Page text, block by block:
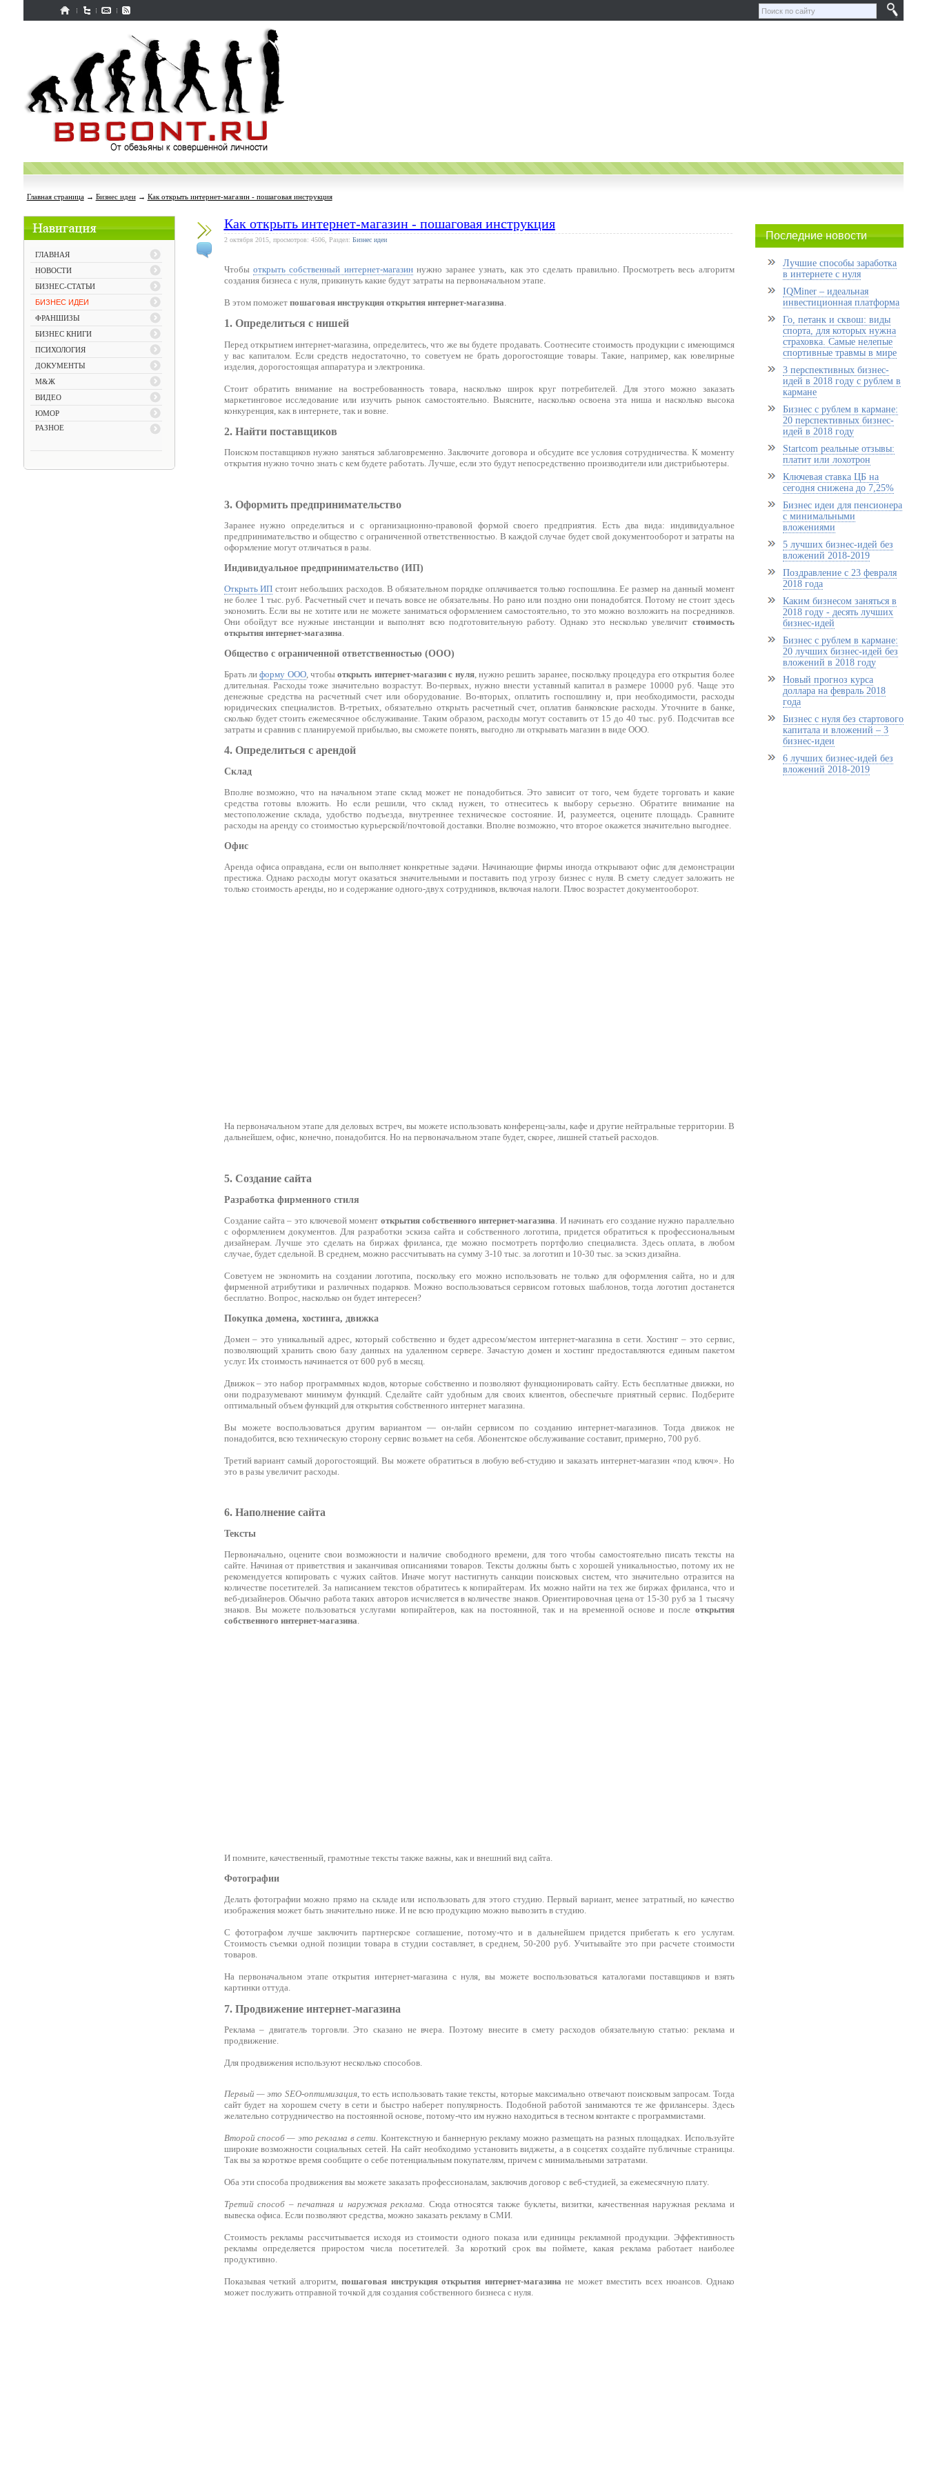
Главная страница→ Бизнес идеи→ Как открыть интернет-магазин - пошаговая инструкция
ГЛАВНАЯ
НОВОСТИ
БИЗНЕС-СТАТЬИ
БИЗНЕС ИДЕИ
ФРАНШИЗЫ
БИЗНЕС КНИГИ
ПСИХОЛОГИЯ
ДОКУМЕНТЫ
М&Ж
ВИДЕО
ЮМОР
РАЗНОЕ
Как открыть интернет-магазин - пошаговая инструкция
2 октября 2015, просмотров: 4506, Раздел: Бизнес идеи
Чтобы открыть собственный интернет-магазиннужно заранее узнать, как это сделать правильно. Просмотреть весь алгоритм
создания бизнеса с нуля, прикинуть какие будут затраты на первоначальном этапе.
В этом поможет пошаговая инструкция открытия интернет-магазина.
1. Определиться с нишей
Перед открытием интернет-магазина, определитесь, что же вы будете продавать. Соотнесите стоимость продукции с имеющимся
у вас капиталом. Если средств недостаточно, то советуем не брать дорогостоящие товары. Такие, например, как ювелирные
изделия, дорогостоящая аппаратура и электроника.
Стоит обратить внимание на востребованность товара, насколько широк круг потребителей. Для этого можно заказать
маркетинговое исследование или изучить рынок самостоятельно. Выясните, насколько освоена эта ниша и насколько высока
конкуренция, как в интернете, так и вовне.
2. Найти поставщиков
Поиском поставщиков нужно заняться заблаговременно. Заключите договора и обсудите все условия сотрудничества. К моменту
открытия нужно точно знать с кем будете работать. Лучше, если это будут непосредственно производители или дистрибьютеры.
3. Оформить предпринимательство
Заранее нужно определиться и с организационно-правовой формой своего предприятия. Есть два вида: индивидуальное
предпринимательство и общество с ограниченной ответственностью. В каждой случае будет свой документооборот и затраты на
оформление могут отличаться в разы.
Индивидуальное предпринимательство (ИП)
Открыть ИП стоит небольших расходов. В обязательном порядке оплачивается только госпошлина. Ее размер на данный момент
не более 1 тыс. руб. Расчетный счет и печать вовсе не обязательны. Но рано или поздно они понадобятся. Потому не стоит здесь
экономить. Если вы не хотите или не можете заниматься оформлением самостоятельно, то это можно возложить на посредников.
Они обойдут все нужные инстанции и выполнят всю подготовительную работу. Однако это несколько увеличит стоимость
открытия интернет-магазина
Общество с ограниченной ответственностью (ООО)
Брать лиформу ООО, чтобыоткрыть интернет-магазин с нуля, нужно решить заранее, поскольку процедура его открытия более
длительная. Расходы тоже значительно возрастут. Во-первых, нужно внести уставный капитал в размере 10000 руб. Чаще это
денежные средства на расчетный счет или оборудование. Во-вторых, оплатить госпошлину и, при необходимости, расходы
юридических специалистов. В-третьих, обязательно открыть расчетный счет, оплатив банковские расходы. Уточните в банке,
сколько будет стоить ежемесячное обслуживание. Таким образом, расходы могут составить от 15 до 40 тыс. руб. Подсчитав все
затраты и сравнив с планируемой прибылью, вы сможете понять, выгодно ли открывать магазин в виде ООО.
4. Определиться с арендой
Склад
Вполне возможно, что на начальном этапе склад может не понадобиться. Это зависит от того, чем будете торговать и какие
средства готовы вложить. Но если решили, что склад нужен, то отнеситесь к выбору серьезно. Обратите внимание на
местоположение склада, удобство подъезда, внутреннее техническое состояние. И, разумеется, оцените площадь. Сравните
расходы на аренду со стоимостью курьерской/почтовой доставки. Вполне возможно, что второе окажется значительно выгоднее.
Офис
Аренда офиса оправдана, если он выполняет конкретные задачи. Начинающие фирмы иногда открывают офис для демонстрации
престижа. Однако расходы могут оказаться значительными и поставить под угрозу бизнес с нуля. В смету следует заложить не
только стоимость аренды, но и содержание одного-двух сотрудников, включая налоги. Плюс возрастет документооборот.
На первоначальном этапе для деловых встреч, вы можете использовать конференц-залы, кафе и другие нейтральные территории. В
дальнейшем, офис, конечно, понадобится. Но на первоначальном этапе будет, скорее, лишней статьей расходов.
5. Создание сайта
Разработка фирменного стиля
Создание сайта – это ключевой момент открытия собственного интернет-магазина . И начинать его создание нужно параллельно
с оформлением документов. Для разработки эскиза сайта и собственного логотипа, придется обратиться к профессиональным
дизайнерам. Лучше это сделать на биржах фриланса, где можно посмотреть портфолио специалиста. Здесь оплата, в любом
случае, будет сдельной. В среднем, можно рассчитывать на сумму 3-10 тыс. за логотип и 10-30 тыс. за эскиз дизайна.
Советуем не экономить на создании логотипа, поскольку его можно использовать не только для оформления сайта, но и для
фирменной атрибутики и различных подарков. Можно воспользоваться сервисом готовых шаблонов, тогда логотип достанется
бесплатно. Вопрос, насколько он будет интересен?
Покупка домена, хостинга, движка
Домен – это уникальный адрес, который собственно и будет адресом/местом интернет-магазина в сети. Хостинг – это сервис,
позволяющий хранить свою базу данных на удаленном сервере. Зачастую домен и хостинг предоставляются единым пакетом
услуг. Их стоимость начинается от 600 руб в месяц.
Движок – это набор программных кодов, которые собственно и позволяют функционировать сайту. Есть бесплатные движки, но
они подразумевают минимум функций. Сделайте сайт удобным для своих клиентов, обеспечьте приятный сервис. Подберите
оптимальный объем функций для открытия собственного интернет магазина.
Вы можете воспользоваться другим вариантом — он-лайн сервисом по созданию интернет-магазинов. Тогда движок не
понадобится, всю техническую сторону сервис возьмет на себя. Абонентское обслуживание составит, примерно, 700 руб.
Третий вариант самый дорогостоящий. Вы можете обратиться в любую веб-студию и заказать интернет-магазин «под ключ». Но
это в разы увеличит расходы.
6. Наполнение сайта
Тексты
Первоначально, оцените свои возможности и наличие свободного времени, для того чтобы самостоятельно писать тексты на
сайте. Начиная от приветствия и заканчивая описаниями товаров. Тексты должны быть с хорошей уникальностью, потому их не
рекомендуется копировать с чужих сайтов. Иначе могут настигнуть санкции поисковых систем, что значительно отразится на
количестве посетителей. За написанием текстов обратитесь к копирайтерам. Их можно найти на тех же биржах фриланса, что и
веб-дизайнеров. Обычно работа таких авторов исчисляется в количестве знаков. Ориентировочная цена от 15-30 руб за 1 тысячу
знаков. Вы можете пользоваться услугами копирайтеров, как на постоянной, так и на временной основе и после открытия
собственного интернет-магазина.
И помните, качественный, грамотные тексты также важны, как и внешний вид сайта.
Фотографии
Делать фотографии можно прямо на складе или использовать для этого студию. Первый вариант, менее затратный, но качество
изображения может быть значительно ниже. И не всю продукцию можно вывозить в студию.
С фотографом лучше заключить партнерское соглашение, потому-что и в дальнейшем придется прибегать к его услугам.
Стоимость съемки одной позиции товара в студии составляет, в среднем, 50-200 руб. Учитывайте это при расчете стоимости
товаров.
На первоначальном этапе открытия интернет-магазина с нуля, вы можете воспользоваться каталогами поставщиков и взять
картинки оттуда.
7. Продвижение интернет-магазина
Реклама – двигатель торговли. Это сказано не вчера. Поэтому внесите в смету расходов обязательную статью: реклама и
продвижение.
Для продвижения используют несколько способов.
Первый — это SEO-оптимизация, то есть использовать такие тексты, которые максимально отвечают поисковым запросам. Тогда
сайт будет на хорошем счету в сети и быстро наберет популярность. Подобной работой занимаются те же фрилансеры. Здесь
желательно сотрудничество на постоянной основе, потому-что им нужно находиться в тесном контакте с программистами.
Второй способ — это реклама в сети. Контекстную и баннерную рекламу можно размещать на разных площадках. Используйте
широкие возможности социальных сетей. На сайт необходимо установить виджеты, а в соцсетях создайте публичные страницы.
Так вы за короткое время сообщите о себе потенциальным покупателям, причем с минимальными затратами.
Оба эти способа продвижения вы можете заказать профессионалам, заключив договор с веб-студией, за ежемесячную плату.
Третий способ – печатная и наружная реклама. Сюда относятся также буклеты, визитки, качественная наружная реклама и
вывеска офиса. Если позволяют средства, можно заказать рекламу в СМИ.
Стоимость рекламы рассчитывается исходя из стоимости одного показа или единицы рекламной продукции. Эффективность
рекламы определяется приростом числа посетителей. За короткий срок вы поймете, какая реклама работает наиболее
продуктивно.
Показывая четкий алгоритм,пошаговая инструкция открытия интернет-магазина не может вместить всех нюансов. Однако
может послужить отправной точкой для создания собственного бизнеса с нуля.
Последние новости
Лучшие способы заработка
в интернете с нуля
IQMiner – идеальная
инвестиционная платформа
Го, петанк и сквош: виды
спорта, для которых нужна
страховка. Самые нелепые
спортивные травмы в мире
3 перспективных бизнес-
идей в 2018 году с рублем в
кармане
Бизнес с рублем в кармане:
20 перспективных бизнес-
идей в 2018 году
Startcom реальные отзывы:
платит или лохотрон
Ключевая ставка ЦБ на
сегодня снижена до 7,25%
Бизнес идеи для пенсионера
с минимальными
вложениями
5 лучших бизнес-идей без
вложений 2018-2019
Поздравление с 23 февраля
2018 года
Каким бизнесом заняться в
2018 году - десять лучших
бизнес-идей
Бизнес с рублем в кармане:
20 лучших бизнес-идей без
вложений в 2018 году
Новый прогноз курса
доллара на февраль 2018
года
Бизнес с нуля без стартового
капитала и вложений – 3
бизнес-идеи
6 лучших бизнес-идей без
вложений 2018-2019